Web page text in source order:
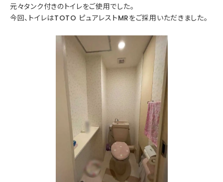
元々タンク付きのトイレをご使用でした。
今回、トイレはTOTO ピュアレストMRをご採用いただきました。